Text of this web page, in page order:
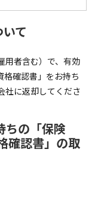
て
用者含む）で、有効
確認書」をお持ち
社に返却してくださ
ちの「保険
確認書」の取